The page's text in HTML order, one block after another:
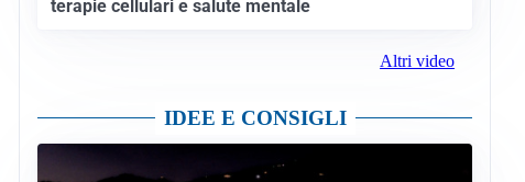
terapie cellulari e salute mentale
Altri video
IDEE E CONSIGLI